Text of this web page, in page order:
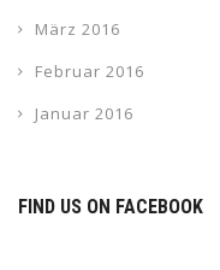
März 2016
Februar 2016
Januar 2016
FIND US ON FACEBOOK